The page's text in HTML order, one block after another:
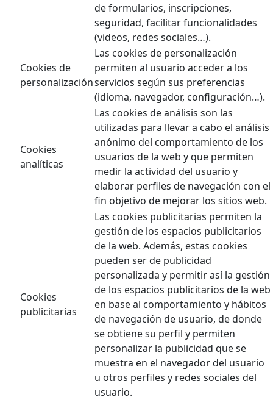
de formularios, inscripciones,
seguridad, facilitar funcionalidades
(videos, redes sociales…).
Cookies de
personalización
Las cookies de personalización
permiten al usuario acceder a los
servicios según sus preferencias
(idioma, navegador, configuración…).
Cookies
analíticas
Las cookies de análisis son las
utilizadas para llevar a cabo el análisis
anónimo del comportamiento de los
usuarios de la web y que permiten
medir la actividad del usuario y
elaborar perfiles de navegación con el
fin objetivo de mejorar los sitios web.
Cookies
publicitarias
Las cookies publicitarias permiten la
gestión de los espacios publicitarios
de la web. Además, estas cookies
pueden ser de publicidad
personalizada y permitir así la gestión
de los espacios publicitarios de la web
en base al comportamiento y hábitos
de navegación de usuario, de donde
se obtiene su perfil y permiten
personalizar la publicidad que se
muestra en el navegador del usuario
u otros perfiles y redes sociales del
usuario.